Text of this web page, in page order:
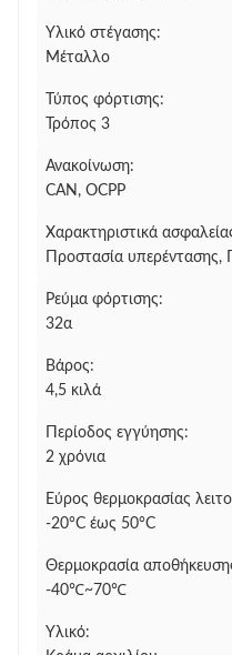
Υλικό στέγασης:
Μέταλλο
Τύπος φόρτισης:
Τρόπος 3
Ανακοίνωση:
CAN, OCPP
Χαρακτηριστικά
Προστασία υπερέντασης,
Ρεύμα φόρτισης:
32α
Βάρος:
4,5 κιλά
Περίοδος εγγύησης:
2 χρόνια
Εύρος θερμοκρασίας
-20°C έως 50°C
Θερμοκρασία
-40℃~70℃
Υλικό: